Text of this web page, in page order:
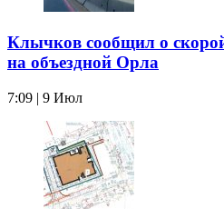
Клычков сообщил о
на объездной Орла
7:09 | 9 Июл